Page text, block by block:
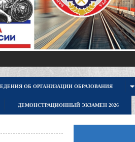
ОБ ОРГАНИЗАЦИИ ОБРАЗОВАНИЯ
ДЕМОНСТРАЦИОННЫЙ ЭКЗАМЕН 2026